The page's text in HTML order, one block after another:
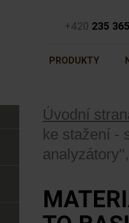
+420 235
PRODUKTY
Úvodní
ke stažení -